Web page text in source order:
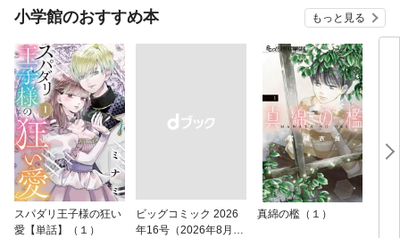
小学館のおすすめ本 もっと見る
スパダリ王子様の狂い
愛【単話】（１）
ビッグコミック 2026
年16号（2026年8月7
真綿の檻（１）